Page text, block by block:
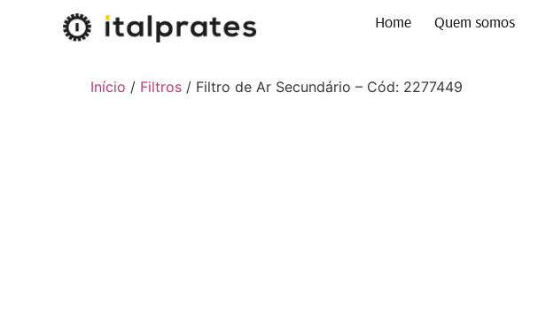
Home Quem somos
Início / Filtros / Filtro de Ar Secundário – Cód: 2277449